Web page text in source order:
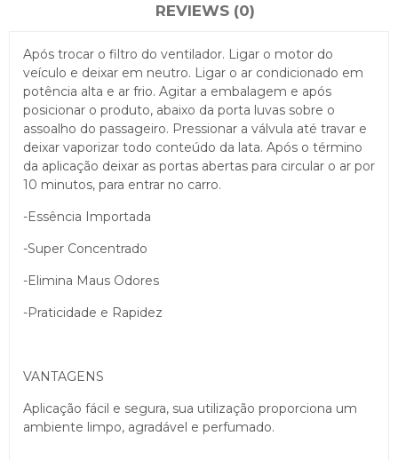
REVIEWS (0)
Após trocar o filtro do ventilador. Ligar o motor do
veículo e deixar em neutro. Ligar o ar condicionado em
potência alta e ar frio. Agitar a embalagem e após
posicionar o produto, abaixo da porta luvas sobre o
assoalho do passageiro. Pressionar a válvula até travar e
deixar vaporizar todo conteúdo da lata. Após o término
da aplicação deixar as portas abertas para circular o ar por
10 minutos, para entrar no carro.
-Essência Importada
-Super Concentrado
-Elimina Maus Odores
-Praticidade e Rapidez
VANTAGENS
Aplicação fácil e segura, sua utilização proporciona um
ambiente limpo, agradável e perfumado.